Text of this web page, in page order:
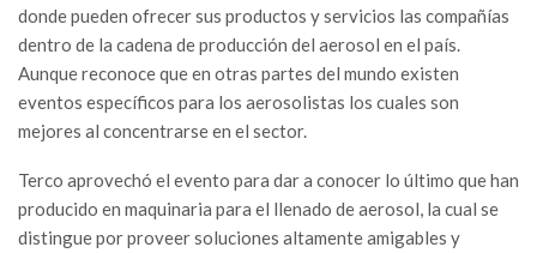
donde pueden ofrecer sus productos y servicios las compañías
dentro de la cadena de producción del aerosol en el país.
Aunque reconoce que en otras partes del mundo existen
eventos específicos para los aerosolistas los cuales son
mejores al concentrarse en el sector.
Terco aprovechó el evento para dar a conocer lo último que han
producido en maquinaria para el llenado de aerosol, la cual se
distingue por proveer soluciones altamente amigables y